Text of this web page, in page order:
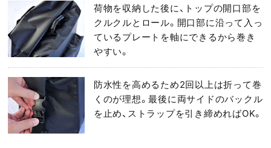
荷物を収納した後に、トップの開口部を
クルクルとロール。開口部に沿って入っ
ているプレートを軸にできるから巻き
やすい。
防水性を高めるため2回以上は折って巻
くのが理想。最後に両サイドのバックル
を止め、ストラップを引き締めればOK。